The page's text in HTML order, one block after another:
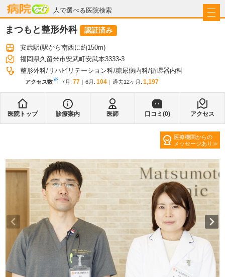
人で選べる医院検索
病院なび
まつもと整形外科 認証済み
安武駅(駅から南西に約150m)
福岡県久留米市安武町安武本3333-3
整形外科 リハビリテーション科 糖尿病内科 循環器内科
アクセス数※ 7月 : 77 6月 : 104 過去12ヶ月: 1,197
医院トップ 診療案内 医師 口コミ(0) アクセス
医療機関からの
メッセージあり